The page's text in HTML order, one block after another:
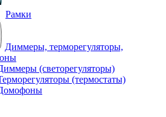
Рамки
Диммеры, терморегуляторы,
(светорегуляторы)
(термостаты)